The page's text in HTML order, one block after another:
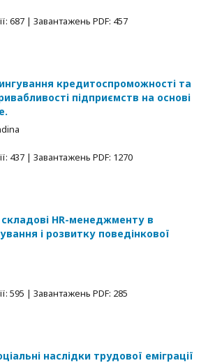
687 | Завантажень PDF: 457
кредитоспроможності та
підприємств на основі
437 | Завантажень PDF: 1270
складові HR-менеджменту в
і розвитку поведінкової
595 | Завантажень PDF: 285
наслідки трудової еміграції